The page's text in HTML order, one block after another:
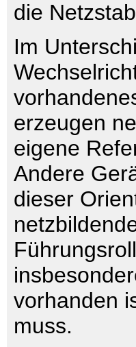
die
Im
erzeugen
eigene
Andere
dieser
vorhanden
muss.